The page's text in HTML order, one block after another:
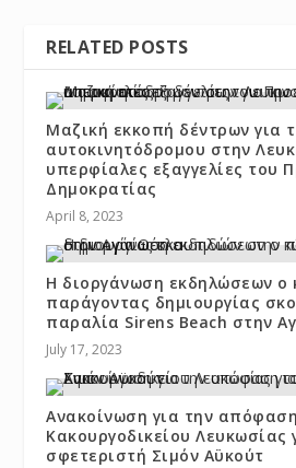
RELATED POSTS
Μαζική εκκοπή δέντρων για
αυτοκινητόδρομου στην
υπερφίαλες εξαγγελίες του
Δημοκρατίας
April 8, 2023
Η διοργάνωση εκδηλώσεων ο
παράγοντας δημιουργίας
παραλία Sirens Beach στην
July 17, 2023
Ανακοίνωση για την
Κακουργοδικείου Λευκωσίας
σφετεριστή Σιμόν Αϋκούτ